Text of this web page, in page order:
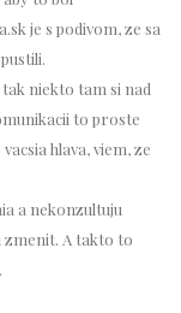
je s podivom, ze sa
niekto tam si nad
to proste
hlava, viem, ze
a nekonzultuju
zmenit. A takto to